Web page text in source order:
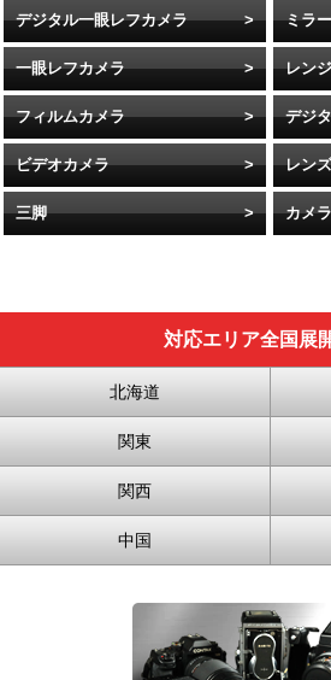
デジタル一眼レフカメラ ミラ
一眼レフカメラ レン
フィルムカメラ デジ
ビデオカメラ レンズ
三脚 カメ
対応エリア全国展
北海道
関東
関西
中国